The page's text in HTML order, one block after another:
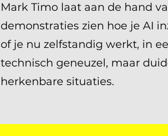
Mark Timo laat aan de hand
demonstraties zien hoe je AI
of je nu zelfstandig werkt, in
technisch geneuzel, maar
herkenbare situaties.